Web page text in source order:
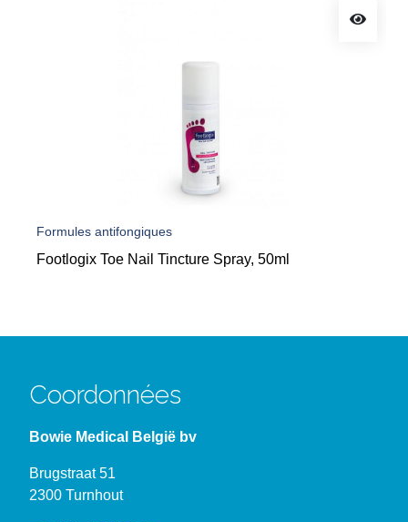
Formules antifongiques
Footlogix Toe Nail Tincture Spray, 50ml
Coordonnées
Bowie Medical België bv
Brugstraat 51
2300 Turnhout